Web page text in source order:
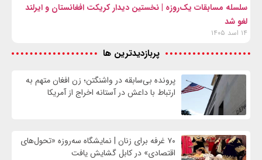
سلسله مسابقات یک‌روزه | نخستین دیدار کریکت افغانستان و ایرلند
لغو شد
۱۴ اسد ۱۴۰۵
پربازدیدترین ها
پرونده بی‌سابقه در واشنگتن؛ زن افغان متهم به
ارتباط با داعش در آستانه اخراج از آمریکا
۷۰ غرفه برای زنان | نمایشگاه سه‌روزه «تحول‌های
اقتصادی» در کابل گشایش یافت